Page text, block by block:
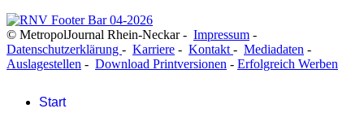
© MetropolJournal Rhein-Neckar - Impressum -
Datenschutzerklärung - Karriere - Kontakt - Mediadaten -
Auslagestellen - Download Printversionen - Erfolgreich Werben
Start